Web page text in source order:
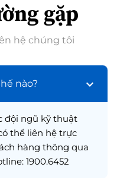
gặp
hệ chúng tôi
nào?
đội ngũ kỹ thuật
thể liên hệ trực
hàng thông qua
1900.6452